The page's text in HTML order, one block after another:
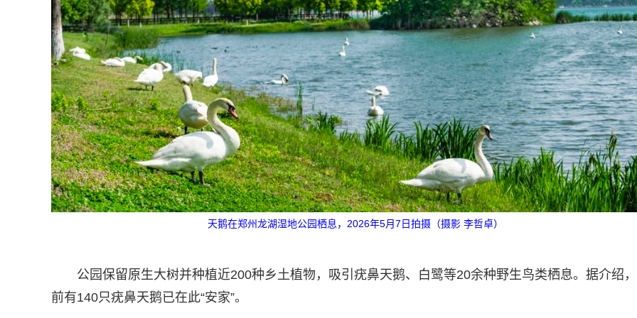
天鹅在郑州龙湖湿地公园栖息，2026年5月7日拍摄（摄影 李哲卓）
公园保留原生大树并种植近200种乡土植物，吸引疣鼻天鹅、白鹭等20余种野生鸟类栖息。据介绍
前有140只疣鼻天鹅已在此“安家”。